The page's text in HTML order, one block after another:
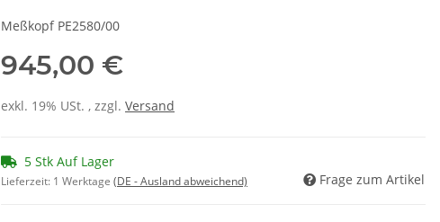
Meßkopf PE2580/00
945,00 €
exkl. 19% USt. , zzgl. Versand
5 Stk Auf Lager
Lieferzeit: 1 Werktage (DE - Ausland abweichend) Frage zum Artikel